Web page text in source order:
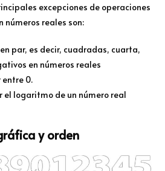
excepciones de operaciones
números reales son:
par, es decir, cuadradas, cuarta,
en números reales
entre 0.
el logaritmo de un número real
y orden